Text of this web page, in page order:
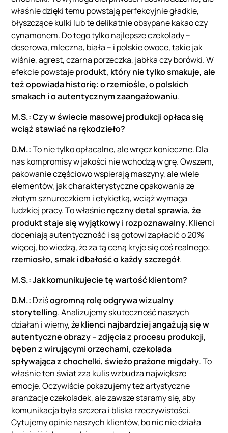
właśnie dzięki temu powstają perfekcyjnie gładkie,
błyszczące kulki lub te delikatnie obsypane kakao czy
cynamonem. Do tego tylko najlepsze czekolady –
deserowa, mleczna, biała – i polskie owoce, takie jak
wiśnie, agrest, czarna porzeczka, jabłka czy borówki. W
efekcie powstajeprodukt, który nie tylko smakuje, ale
też opowiada historię: o rzemiośle, o polskich
smakach i o autentycznym zaangażowaniu.
M.S.:Czy w świecie masowej produkcji opłaca się
wciąż stawiać na rękodzieło?
D.M.:To nie tylko opłacalne, ale wręcz konieczne. Dla
nas kompromisy w jakości nie wchodzą w grę. Owszem,
pakowanie częściowo wspierają maszyny, ale wiele
elementów, jak charakterystyczne opakowania ze
złotym sznureczkiem i etykietką, wciąż wymaga
ludzkiej pracy. To właśnieręczny detal sprawia, że
produkt staje się wyjątkowy i rozpoznawalny. Klienci
doceniają autentyczność i są gotowi zapłacić o 20%
więcej, bo wiedzą, że za tą ceną kryje się coś realnego:
rzemiosło, smak i dbałość o każdy szczegół.
M.S.:Jak komunikujecie tę wartość klientom?
D.M.: Dziśogromną rolę odgrywa wizualny
storytelling. Analizujemy skuteczność naszych
działań i wiemy, że klienci najbardziej angażują się w
autentyczne obrazy – zdjęcia z procesu produkcji,
bęben z wirującymi orzechami, czekolada
spływająca z chochelki, świeżo prażone migdały. To
właśnie ten świat zza kulis wzbudza największe
emocje. Oczywiście pokazujemy też artystyczne
aranżacje czekoladek, ale zawsze staramy się, aby
komunikacja była szczera i bliska rzeczywistości.
Cytujemy opinie naszych klientów, bo nic nie działa